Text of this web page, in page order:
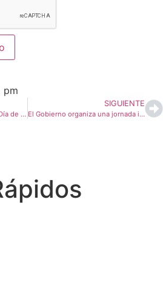
pm
El CEIP Taibique celebra el Día de Canarias con los juegos tradicionales como protagonistas
SIGUIENTE
El Gobierno organiza una jornada informativa en El Hierro sobre las Directrices de Ordenación del Suelo Agrario